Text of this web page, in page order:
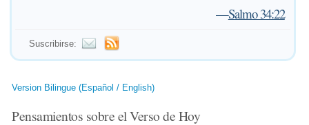
—Salmo 34:22
Suscribirse:
Version Bilingue (Español / English)
Pensamientos sobre el Verso de Hoy